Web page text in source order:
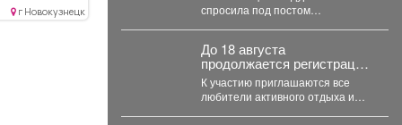
г Новокузнецк
спросила под постом
воду. ...
До 18 августа
продолжается регистрация
на «Югус-таг».
К участию приглашаются все
любители активного отдыха и